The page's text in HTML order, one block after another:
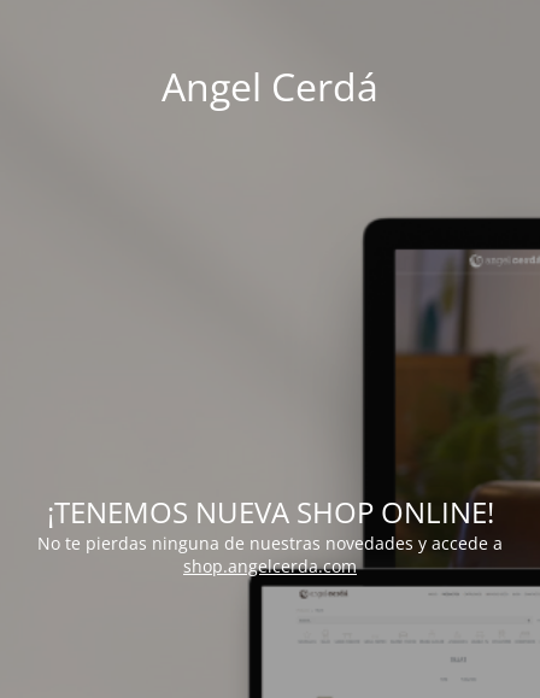
Angel Cerdá
¡TENEMOS NUEVA SHOP ONLINE!
No te pierdas ninguna de nuestras novedades y accede a
shop.angelcerda.com